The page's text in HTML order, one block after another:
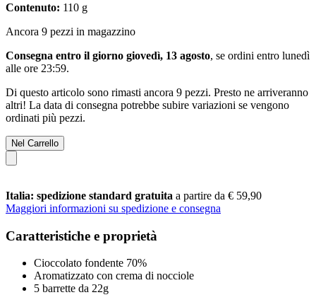
Contenuto: 110 g
Ancora 9 pezzi in magazzino
Consegna entro il giorno giovedì, 13 agosto, se ordini entro lunedì
alle ore 23:59.
Di questo articolo sono rimasti ancora 9 pezzi. Presto ne arriveranno
altri! La data di consegna potrebbe subire variazioni se vengono
ordinati più pezzi.
Nel Carrello
Italia: spedizione standard gratuita a partire da € 59,90
Maggiori informazioni su spedizione e consegna
Caratteristiche e proprietà
Cioccolato fondente 70%
Aromatizzato con crema di nocciole
5 barrette da 22g